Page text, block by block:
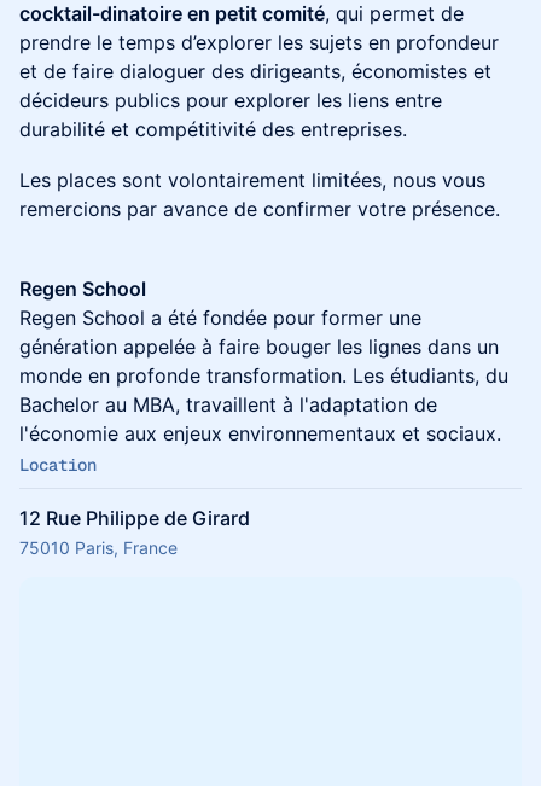
cocktail-dinatoire en petit comité, qui permet de
prendre le temps d’explorer les sujets en profondeur
et de faire dialoguer des dirigeants, économistes et
décideurs publics pour explorer les liens entre
durabilité et compétitivité des entreprises.
Les places sont volontairement limitées, nous vous
remercions par avance de confirmer votre présence.
Regen School
Regen School a été fondée pour former une
génération appelée à faire bouger les lignes dans un
monde en profonde transformation. Les étudiants, du
Bachelor au MBA, travaillent à l'adaptation de
l'économie aux enjeux environnementaux et sociaux.
Location
12 Rue Philippe de Girard
75010 Paris, France